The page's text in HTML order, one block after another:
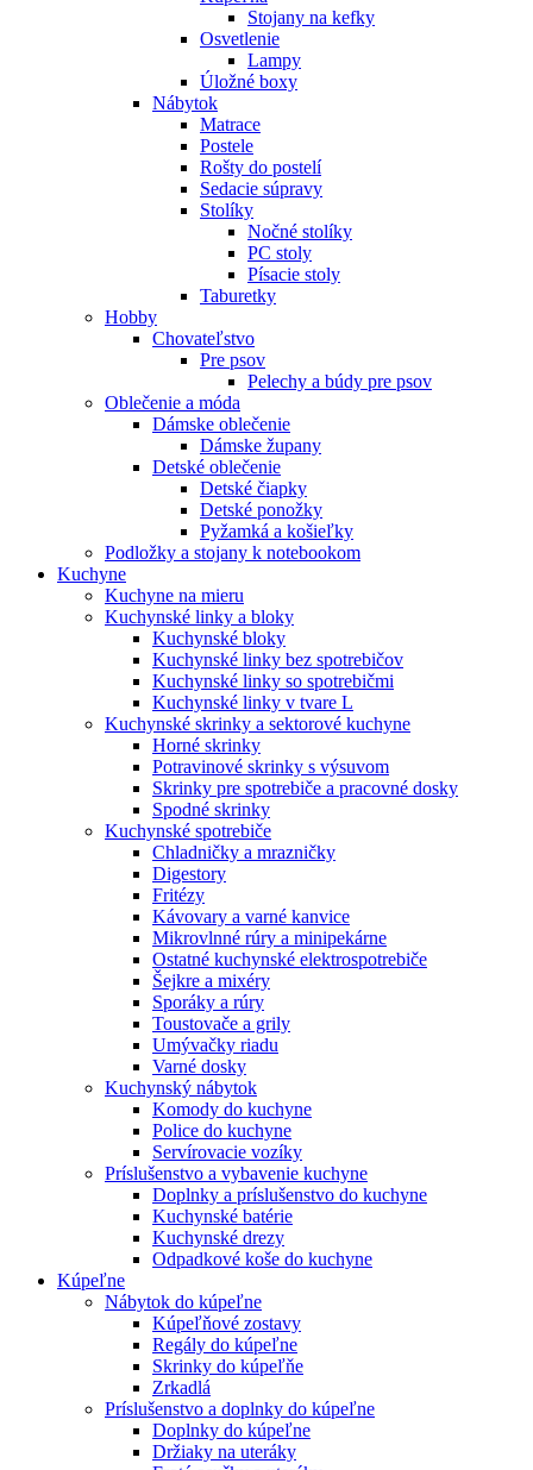
Stojany na kefky
Osvetlenie
Lampy
Úložné boxy
Nábytok
Matrace
Postele
Rošty do postelí
Sedacie súpravy
Stolíky
Nočné stolíky
PC stoly
Písacie stoly
Taburetky
Hobby
Chovateľstvo
Pre psov
Pelechy a búdy pre psov
Oblečenie a móda
Dámske oblečenie
Dámske župany
Detské oblečenie
Detské čiapky
Detské ponožky
Pyžamká a košieľky
Podložky a stojany k notebookom
Kuchyne
Kuchyne na mieru
Kuchynské linky a bloky
Kuchynské bloky
Kuchynské linky bez spotrebičov
Kuchynské linky so spotrebičmi
Kuchynské linky v tvare L
Kuchynské skrinky a sektorové kuchyne
Horné skrinky
Potravinové skrinky s výsuvom
Skrinky pre spotrebiče a pracovné dosky
Spodné skrinky
Kuchynské spotrebiče
Chladničky a mrazničky
Digestory
Fritézy
Kávovary a varné kanvice
Mikrovlnné rúry a minipekárne
Ostatné kuchynské elektrospotrebiče
Šejkre a mixéry
Sporáky a rúry
Toustovače a grily
Umývačky riadu
Varné dosky
Kuchynský nábytok
Komody do kuchyne
Police do kuchyne
Servírovacie vozíky
Príslušenstvo a vybavenie kuchyne
Doplnky a príslušenstvo do kuchyne
Kuchynské batérie
Kuchynské drezy
Odpadkové koše do kuchyne
Kúpeľne
Nábytok do kúpeľne
Kúpeľňové zostavy
Regály do kúpeľne
Skrinky do kúpeľňe
Zrkadlá
Príslušenstvo a doplnky do kúpeľne
Doplnky do kúpeľne
Držiaky na uteráky